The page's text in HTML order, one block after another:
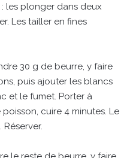
les plonger dans deux
Les tailler en fines
30 g de beurre, y faire
puis ajouter les blancs
et le fumet. Porter à
cuire 4 minutes. Le